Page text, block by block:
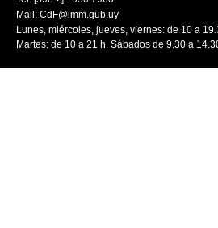
Mail: CdF@imm.gub.uy
Lunes, miércoles, jueves, viernes: de 10 a
Martes: de 10 a 21 h. Sábados de 9.30 a